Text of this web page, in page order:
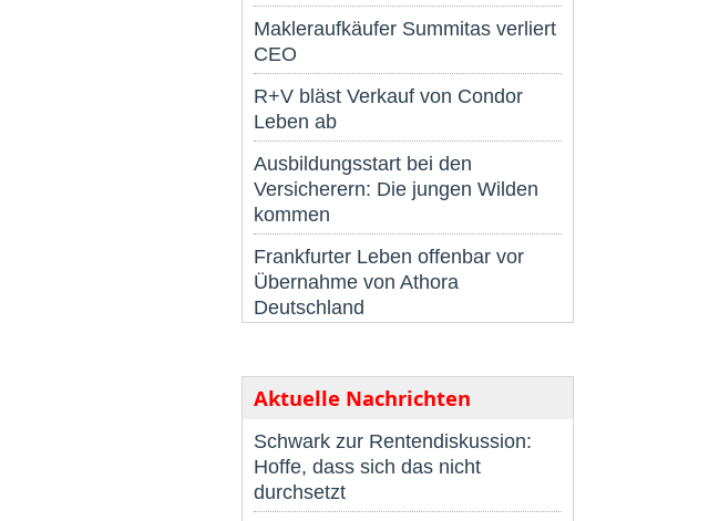
Makleraufkäufer Summitas verliert
CEO
R+V bläst Verkauf von Condor
Leben ab
Ausbildungsstart bei den
Versicherern: Die jungen Wilden
kommen
Frankfurter Leben offenbar vor
Übernahme von Athora
Deutschland
Aktuelle Nachrichten
Schwark zur Rentendiskussion:
Hoffe, dass sich das nicht
durchsetzt